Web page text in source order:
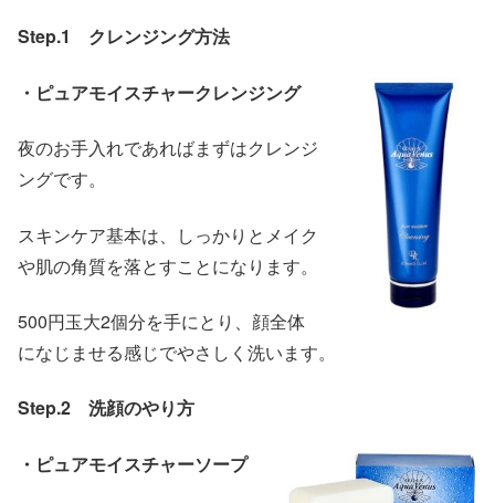
Step.1 クレンジング方法
・ピュアモイスチャークレンジング
夜のお手入れであればまずはクレンジ
ングです。
スキンケア基本は、しっかりとメイク
や肌の角質を落とすことになります。
500円玉大2個分を手にとり、顔全体
になじませる感じでやさしく洗います。
Step.2 洗顔のやり方
・ピュアモイスチャーソープ